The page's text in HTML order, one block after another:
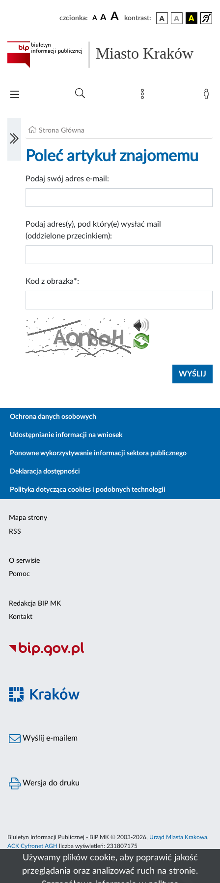
Używamy plików cookie, aby poprawić jakość
przeglądania oraz analizować ruch na stronie.
czcionka: A A A kontrast:
Miasto Kraków
Strona Główna
Poleć artykuł znajomemu
Podaj swój adres e-mail:
Podaj adres(y), pod który(e) wysłać mail
(oddzielone przecinkiem):
Kod z obrazka*:
Ochrona danych osobowych
Udostępnianie informacji na wniosek
Ponowne wykorzystywanie informacji sektora publicznego
Deklaracja dostępności
Polityka dotycząca cookies i podobnych technologii
Mapa strony
RSS
O serwisie
Pomoc
Redakcja BIP MK
Kontakt
Wyślij e-mailem
Wersja do druku
Biuletyn Informacji Publicznej - BIP MK © 2003-2026, Urząd Miasta Krakowa,
ACK Cyfronet AGH
liczba wyświetleń: 231807175